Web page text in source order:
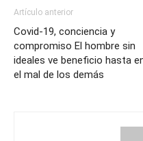
Artículo anterior
Covid-19, conciencia y
compromiso El hombre sin
ideales ve beneficio hasta
el mal de los demás